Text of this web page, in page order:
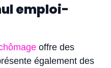
emploi-
offre des
également des